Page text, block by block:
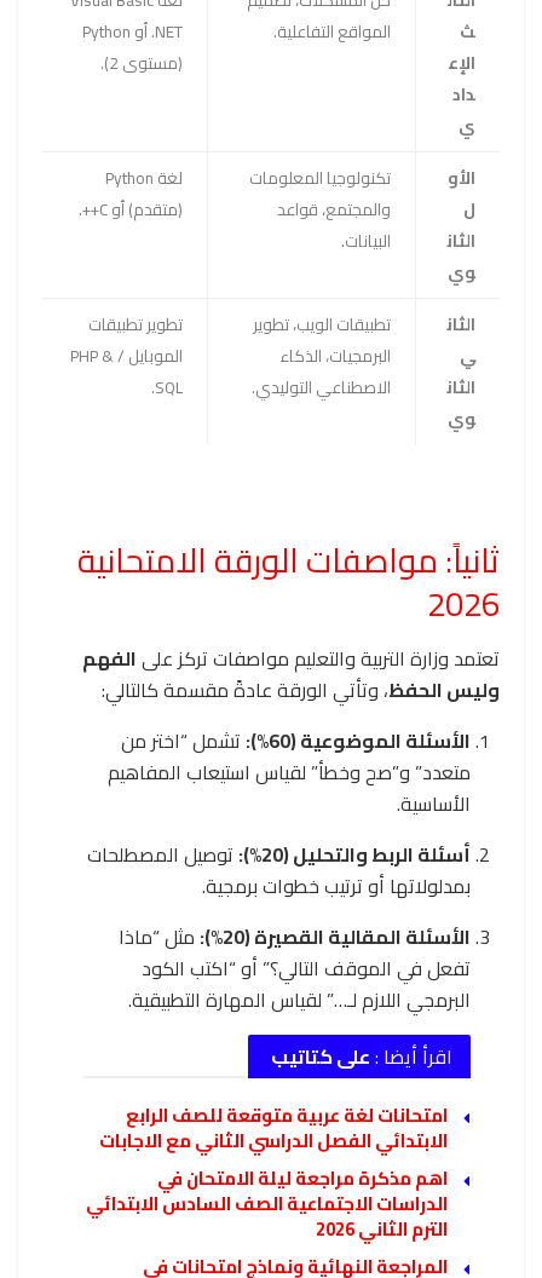
ث
الإع
داد
ي
المواقع التفاعلية.
.NET أو Python
(مستوى 2).
الأو
ل
الثان
وي
تكنولوجيا المعلومات
والمجتمع، قواعد
البيانات.
لغة Python
(متقدم) أو C++.
الثان
ي
الثان
وي
تطبيقات الويب، تطوير
البرمجيات، الذكاء
الاصطناعي التوليدي.
تطوير تطبيقات
الموبايل / PHP &
SQL.
ثانياً: مواصفات الورقة الامتحانية
2026
تعتمد وزارة التربية والتعليم مواصفات تركز علىالفهم
وليس الحفظ، وتأتي الورقة عادةً مقسمة كالتالي:
الأسئلة الموضوعية (60%):
تشمل “اختر من
متعدد” و”صح وخطأ” لقياس استيعاب المفاهيم
الأساسية.
أسئلة الربط والتحليل (20%):
توصيل المصطلحات
بمدلولاتها أو ترتيب خطوات برمجية.
الأسئلة المقالية القصيرة (20%):
مثل “ماذا
تفعل في الموقف التالي؟” أو “اكتب الكود
البرمجي اللازم لـ…” لقياس المهارة التطبيقية.
اقرأ أيضا :على كتاتيب
امتحانات لغة عربية متوقعة للصف الرابع
الابتدائي الفصل الدراسي الثاني مع الاجابات
اهم مذكرة مراجعة ليلة الامتحان في
الدراسات الاجتماعية الصف السادس الابتدائي
الترم الثاني 2026
المراجعة النهائية ونماذج امتحانات فى